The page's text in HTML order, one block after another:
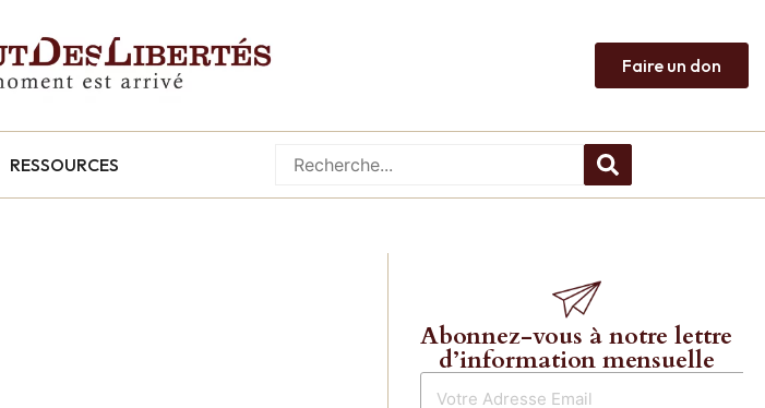
Faire un don
RESSOURCES
Abonnez-vous à notre lettre
d’information mensuelle